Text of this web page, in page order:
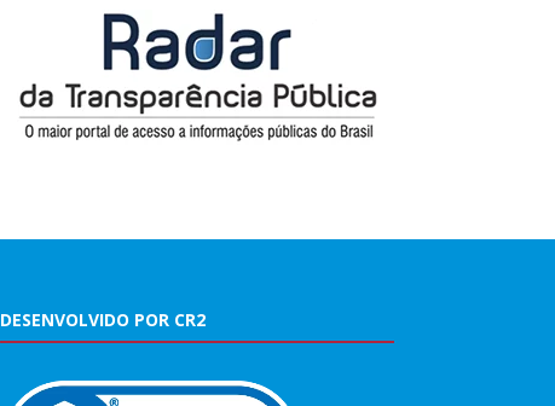
DESENVOLVIDO POR CR2